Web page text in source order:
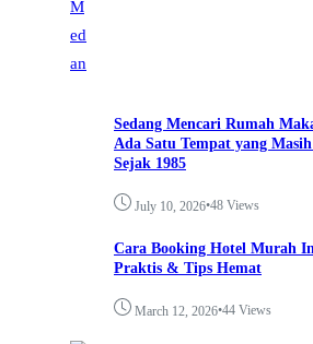
Sedang Mencari Rumah
Ada Satu Tempat yang
Sejak 1985
July 10, 2026•48 Views
Cara Booking Hotel Murah
Praktis & Tips Hemat
March 12, 2026•44 Views